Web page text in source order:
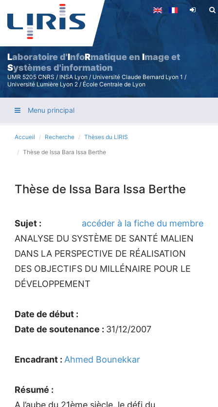
Aller
contenu
principal
Laboratoire d'InfoRmatique en Image et
Systèmes d'information
UMR 5205 CNRS / INSA Lyon / Université Claude Bernard Lyon 1 /
Université Lumière Lyon 2 / École Centrale de Lyon
Menu principal
Accueil Recherche Thèses du LIRIS
Thèse de Issa Bara Issa Berthe
Thèse de Issa Bara Issa Berthe
accéder à la fiche du membre
Sujet :
ANALYSE DU SYSTÈME DE SANTÉ MALIEN
DANS LA PERSPECTIVE DE RÉALISATION
DES OBJECTIFS DU MILLÉNAIRE POUR LE
DÉVELOPPEMENT
Date de début :
Date de soutenance : 31/12/2007
Encadrant : Ahmed Bounekkar
Résumé :
A l’aube du 21ème siècle, le défi du